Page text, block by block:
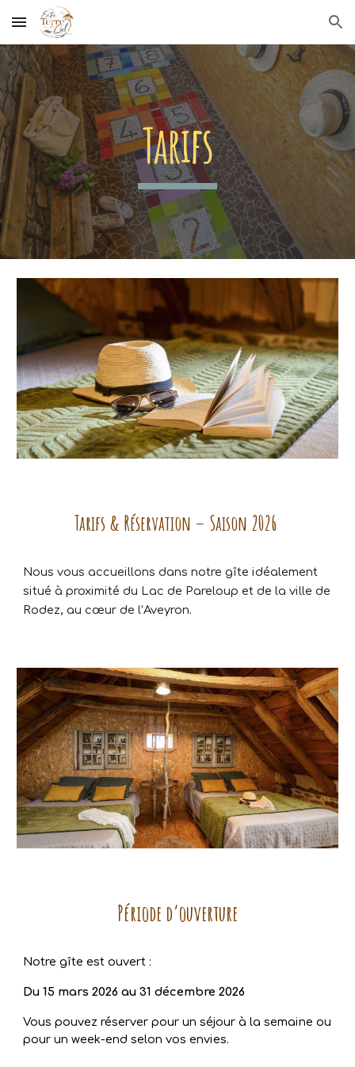
Skip to main content Skip to navigation
Tarifs
Tarifs & Réservation – Saison 2026
Nous vous accueillons dans notre gîte idéalement
situé à proximité du Lac de Pareloup et de la ville de
Rodez, au cœur de l’Aveyron.
Période d’ouverture
Notre gîte est ouvert :
Du 15 mars 2026 au 31 décembre 2026
Vous pouvez réserver pour unséjour à la semaine ou
pour unweek-end selon vos envies.